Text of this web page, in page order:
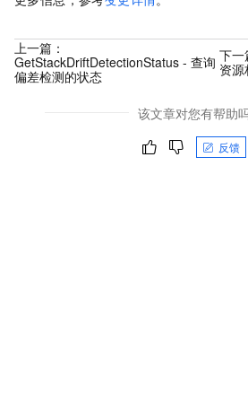
上一篇：
GetStackDriftDetectionStatus - 查询
偏差检测的状态
下一
资
该文章对您有帮助
反馈